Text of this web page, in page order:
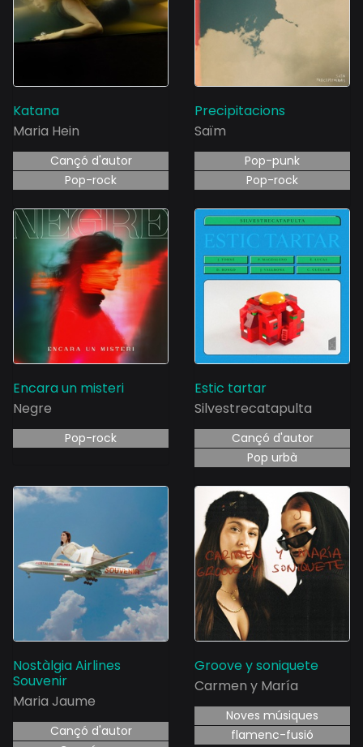
Katana
Maria Hein
Cançó d'autor
Pop-rock
Precipitacions
Saïm
Pop-punk
Pop-rock
Encara un misteri
Negre
Pop-rock
Estic tartar
Silvestrecatapulta
Cançó d'autor
Pop urbà
Nostàlgia Airlines
Souvenir
Maria Jaume
Cançó d'autor
Groove y soniquete
Carmen y María
Noves músiques
flamenc-fusió